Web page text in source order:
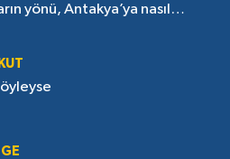
yönü, Antakya’ya nasıl